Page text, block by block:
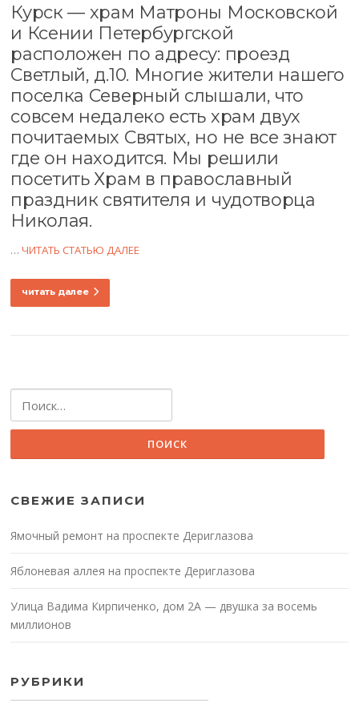
Курск — храм Матроны Московской
и Ксении Петербургской
расположен по адресу: проезд
Светлый, д.10. Многие жители нашего
поселка Северный слышали, что
совсем недалеко есть храм двух
почитаемых Святых, но не все знают
где он находится. Мы решили
посетить Храм в православный
праздник святителя и чудотворца
Николая.
…ЧИТАТЬ СТАТЬЮ ДАЛЕЕ
читать далее
СВЕЖИЕ ЗАПИСИ
Ямочный ремонт на проспекте Дериглазова
Яблоневая аллея на проспекте Дериглазова
Улица Вадима Кирпиченко, дом 2А — двушка за восемь
миллионов
РУБРИКИ